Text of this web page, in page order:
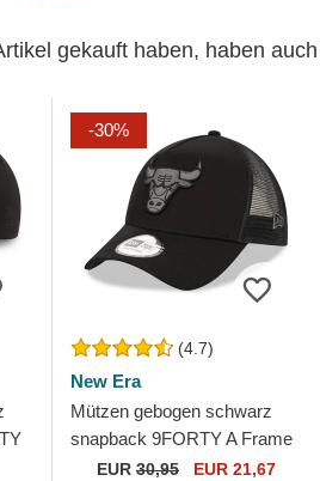
gekauft haben, haben auch
-30%
(4.7)
New Era
Mützen gebogen schwarz
snapback 9FORTY A Frame
Tonal der Chicago Bulls NBA
EUR 30,95 EUR 21,67